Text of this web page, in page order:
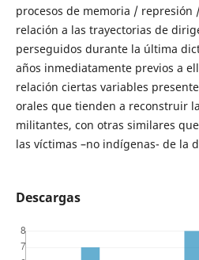
procesos de memoria / represión
relación a las trayectorias de
perseguidos durante la última
años inmediatamente previos a
relación ciertas variables
orales que tienden a reconstruir
militantes, con otras similares
las víctimas –no indígenas- de la
Descargas